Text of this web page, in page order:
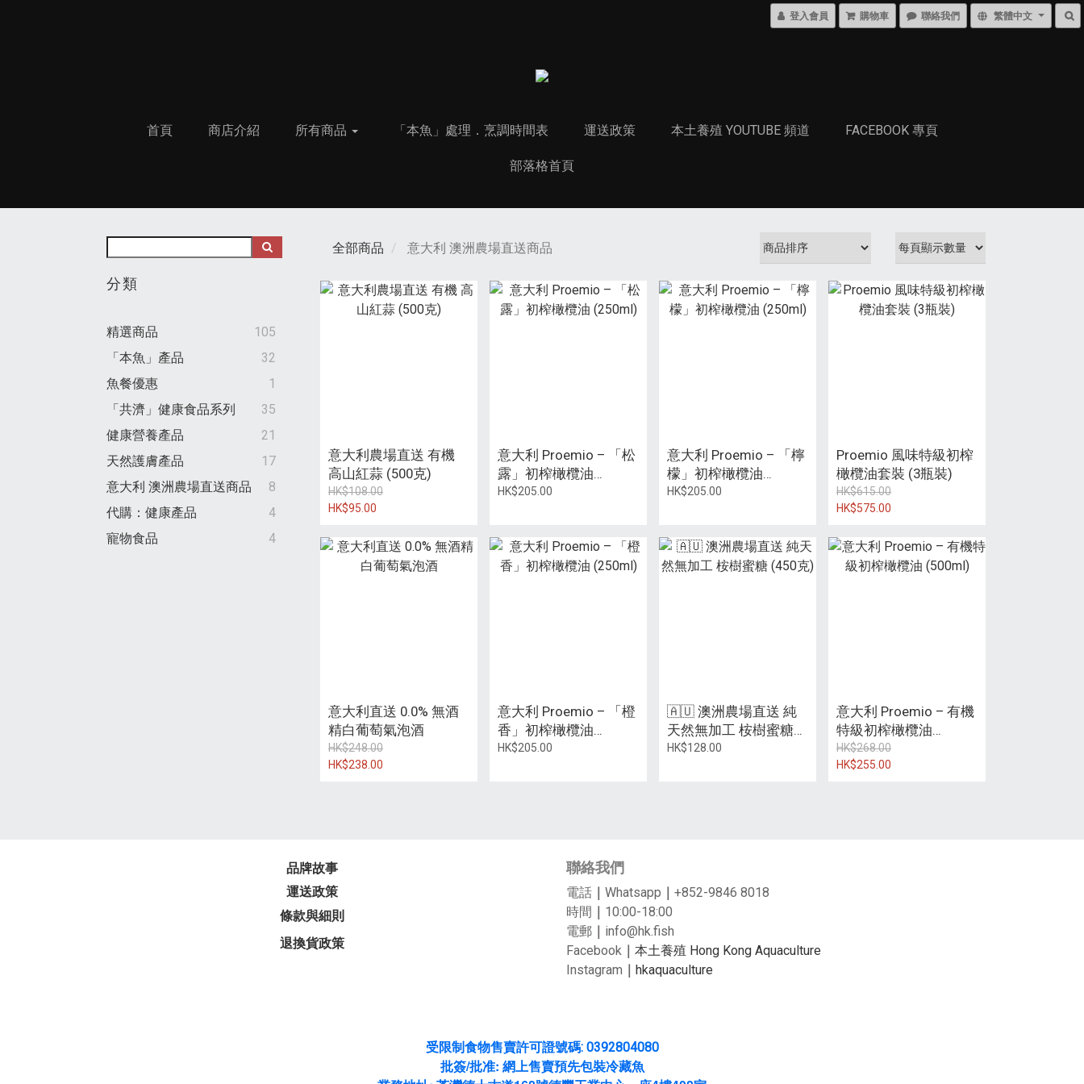
登入會員 購物車 聯絡我們 繁體中文
首頁 商店介紹 所有商品 「本魚」處理．烹調時間表 運送政策 本土養殖 YOUTUBE 頻道 FACEBOOK 專頁
部落格首頁
分類
精選商品
105
「本魚」產品
32
魚餐優惠
1
「共濟」健康食品系列
35
健康營養產品
21
天然護膚產品
17
意大利 澳洲農場直送商品
8
代購：健康產品
4
寵物食品
4
全部商品 意大利 澳洲農場直送商品
意大利農場直送 有機
高山紅蒜 (500克)
HK$108.00
HK$95.00
意大利 Proemio – 「松
露」初榨橄欖油
(250ml)
HK$205.00
意大利 Proemio – 「檸
檬」初榨橄欖油
(250ml)
HK$205.00
Proemio 風味特級初榨
橄欖油套裝 (3瓶裝)
HK$615.00
HK$575.00
意大利直送 0.0% 無酒
精白葡萄氣泡酒
HK$248.00
HK$238.00
意大利 Proemio – 「橙
香」初榨橄欖油
(250ml)
HK$205.00
🇦🇺 澳洲農場直送 純
天然無加工 桉樹蜜糖
(450克)
HK$128.00
意大利 Proemio – 有機
特級初榨橄欖油
(500ml)
HK$268.00
HK$255.00
品牌故事
運送政策
條款與細則
退換貨政策
聯絡我們
電話 ｜ Whatsapp ｜ +852-9846 8018
時間 ｜ 10:00-18:00
電郵 ｜ info@hk.fish
Facebook ｜ 本土養殖 Hong Kong Aquaculture
Instagram ｜ hkaquaculture
受限制食物售賣許可證號碼: 0392804080
批簽/批准: 網上售賣預先包裝冷藏魚